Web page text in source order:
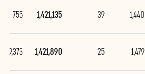
1,440
-39
1,421,135
-755
1,479
25
1,421,890
19,373